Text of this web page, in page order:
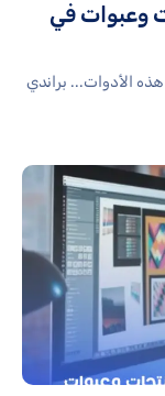
وعبوات في
هذه الأدوات... براندي